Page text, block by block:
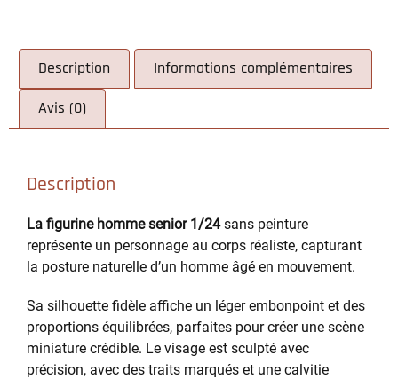
Description Informations complémentaires
Avis (0)
Description
La figurine homme senior 1/24sans peinture
représente un personnage au corps réaliste, capturant
la posture naturelle d’un homme âgé en mouvement.
Sa silhouette fidèle affiche un léger embonpoint et des
proportions équilibrées, parfaites pour créer une scène
miniature crédible. Le visage est sculpté avec
précision, avec des traits marqués et une calvitie